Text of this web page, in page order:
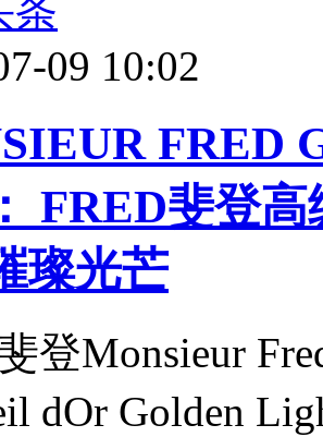
条
09 10:02
FRED
FRED斐登
璨光芒
登Monsieur
dOr Golden